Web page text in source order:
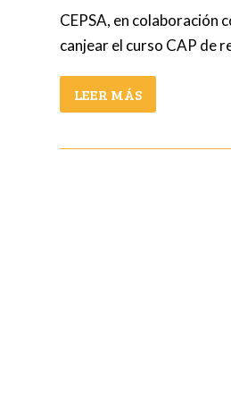
CEPSA, en colaboración
canjear el curso CAP de
LEER MÁS